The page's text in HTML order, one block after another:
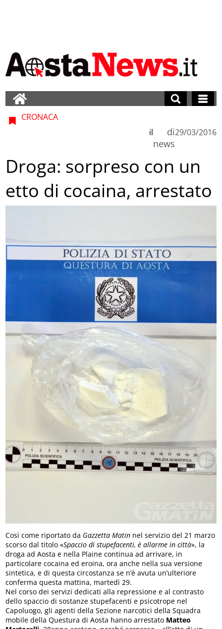
CRONACA
di
news
il 29/03/2016
Droga: sorpreso con un
etto di cocaina, arrestato
Così come riportato da Gazzetta Matin nel servizio del 21 marzo
scorso dal titolo «Spaccio di stupefacenti, è allarme in città», la
droga ad Aosta e nella Plaine continua ad arrivare, in
particolare cocaina ed eroina, ora anche nella sua versione
sintetica, e di questa circostanza se n’è avuta un’ulteriore
conferma questa mattina, martedì 29.
Nel corso dei servizi dedicati alla repressione e al contrasto
dello spaccio di sostanze stupefacenti e psicotrope nel
Capoluogo, gli agenti della Sezione narcotici della Squadra
mobile della Questura di Aosta hanno arrestato Matteo